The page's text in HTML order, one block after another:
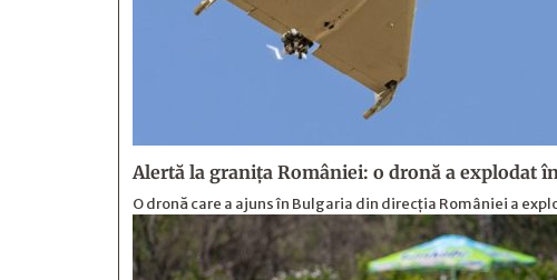
Alertă la granița României: o dronă a explodat
O dronă care a ajuns în Bulgaria din direcția României a